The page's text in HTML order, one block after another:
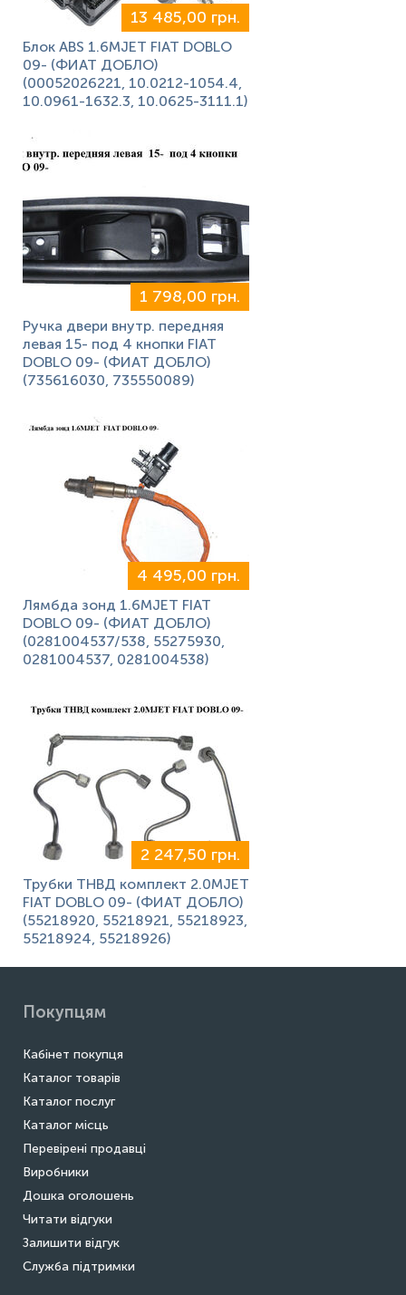
13 485,00 грн.
Блок ABS 1.6MJET FIAT DOBLO
09- (ФИАТ ДОБЛО)
(00052026221, 10.0212-1054.4,
10.0961-1632.3, 10.0625-3111.1)
1 798,00 грн.
Ручка двери внутр. передняя
левая 15- под 4 кнопки FIAT
DOBLO 09- (ФИАТ ДОБЛО)
(735616030, 735550089)
4 495,00 грн.
Лямбда зонд 1.6MJET FIAT
DOBLO 09- (ФИАТ ДОБЛО)
(0281004537/538, 55275930,
0281004537, 0281004538)
2 247,50 грн.
Трубки ТНВД комплект 2.0MJET
FIAT DOBLO 09- (ФИАТ ДОБЛО)
(55218920, 55218921, 55218923,
55218924, 55218926)
Покупцям
Кабінет покупця
Каталог товарів
Каталог послуг
Каталог місць
Перевірені продавці
Виробники
Дошка оголошень
Читати відгуки
Залишити відгук
Служба підтримки